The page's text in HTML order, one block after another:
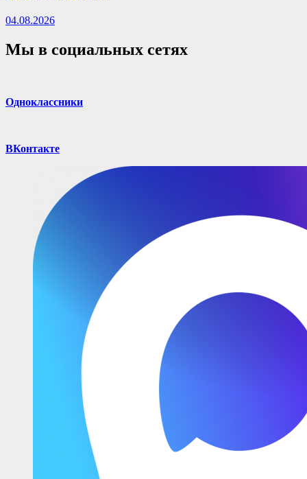
04.08.2026
Мы в социальных сетях
Одноклассники
ВКонтакте